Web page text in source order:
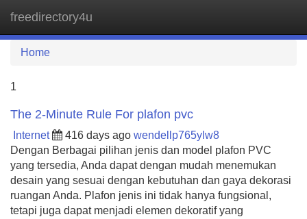
freedirectory4u
Home
1
The 2-Minute Rule For plafon pvc
Internet 416 days ago wendellp765ylw8
Dengan Berbagai pilihan jenis dan model plafon PVC
yang tersedia, Anda dapat dengan mudah menemukan
desain yang sesuai dengan kebutuhan dan gaya dekorasi
ruangan Anda. Plafon jenis ini tidak hanya fungsional,
tetapi juga dapat menjadi elemen dekoratif yang